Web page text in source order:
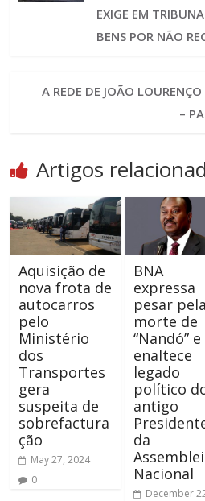
EXIGE EM
BENS POR NÃO
A REDE DE JOÃO
–
Artigos
Aquisição de
nova frota de
autocarros
pelo
Ministério
dos
Transportes
gera
suspeita de
sobrefactura
ção
May 27, 2024
0
BNA
expressa
pesar pela
morte de
“Nandó” e
enaltece
legado
político
antigo
da
Nacional
December